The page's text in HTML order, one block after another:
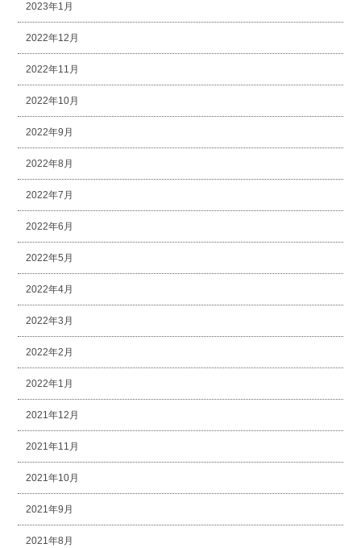
2023年1月
2022年12月
2022年11月
2022年10月
2022年9月
2022年8月
2022年7月
2022年6月
2022年5月
2022年4月
2022年3月
2022年2月
2022年1月
2021年12月
2021年11月
2021年10月
2021年9月
2021年8月